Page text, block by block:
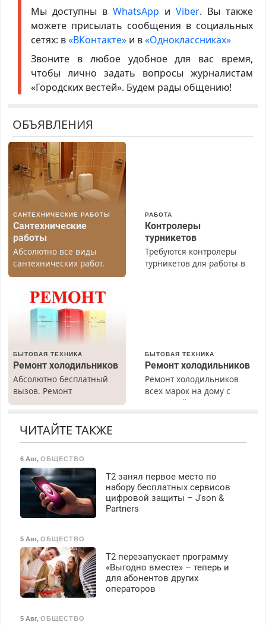
Мы доступны в WhatsApp иViber. Вы также
можете присылать сообщения в социальных
сетях: в«ВКонтакте»и в«Одноклассниках»
Звоните в любое удобное для вас время,
чтобы лично задать вопросы журналистам
«Городских вестей». Будем рады общению!
ОБЪЯВЛЕНИЯ
САНТЕХНИЧЕСКИЕ РАБОТЫ
Сантехнические
работы
Абсолютно все виды
сантехнических работ.
Быстро. Качественно.
РАБОТА
Контролеры
турникетов
Требуются контролеры
турникетов для работы в
Ежемесячно
выплачивается денежная
премия. Возможно
бесплатное обучение,
безопасности с з/п до
БЫТОВАЯ ТЕХНИКА
Ремонт холодильников
Абсолютно бесплатный
вызов. Ремонт
холодильников всех
гарантией. Все р-ны.
40%. Мастер со стажем.
БЫТОВАЯ ТЕХНИКА
Ремонт холодильников
Ремонт холодильников
всех марок на дому с
гарантией. Замена
ЧИТАЙТЕ ТАКЖЕ
6 Авг, ОБЩЕСТВО
Т2 занял первое место по
набору бесплатных сервисов
цифровой защиты – J'son &
Partners
5 Авг, ОБЩЕСТВО
Т2 перезапускает программу
«Выгодно вместе» – теперь и
для абонентов других
операторов
5 Авг, ОБЩЕСТВО